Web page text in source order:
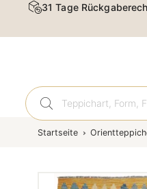
31 Tage
Startseite